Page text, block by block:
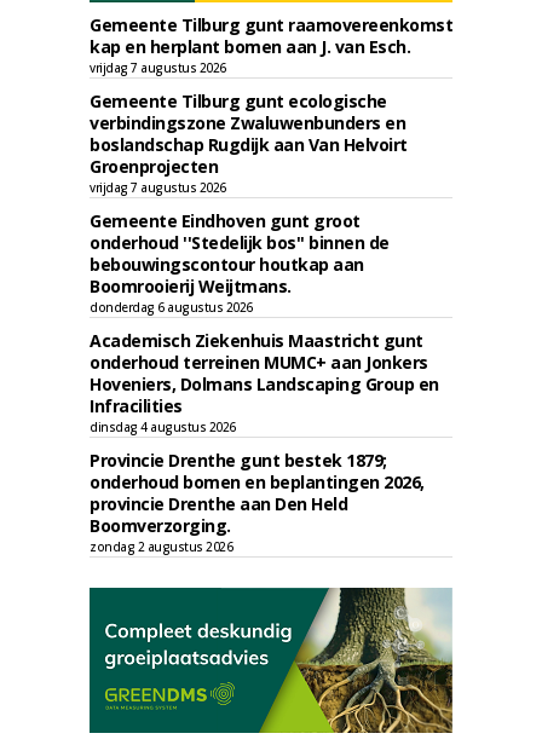
Gemeente Tilburg gunt raamovereenkomst
kap en herplant bomen aan J. van Esch.
vrijdag 7 augustus 2026
Gemeente Tilburg gunt ecologische
verbindingszone Zwaluwenbunders en
boslandschap Rugdijk aan Van Helvoirt
Groenprojecten
vrijdag 7 augustus 2026
Gemeente Eindhoven gunt groot
onderhoud ''Stedelijk bos'' binnen de
bebouwingscontour houtkap aan
Boomrooierij Weijtmans.
donderdag 6 augustus 2026
Academisch Ziekenhuis Maastricht gunt
onderhoud terreinen MUMC+ aan Jonkers
Hoveniers, Dolmans Landscaping Group en
Infracilities
dinsdag 4 augustus 2026
Provincie Drenthe gunt bestek 1879;
onderhoud bomen en beplantingen 2026,
provincie Drenthe aan Den Held
Boomverzorging.
zondag 2 augustus 2026